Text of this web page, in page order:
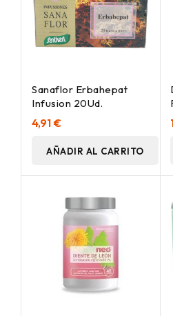
Sanaflor Erbahepat
Infusion 20Ud.
4,91 €
AÑADIR AL CARRITO